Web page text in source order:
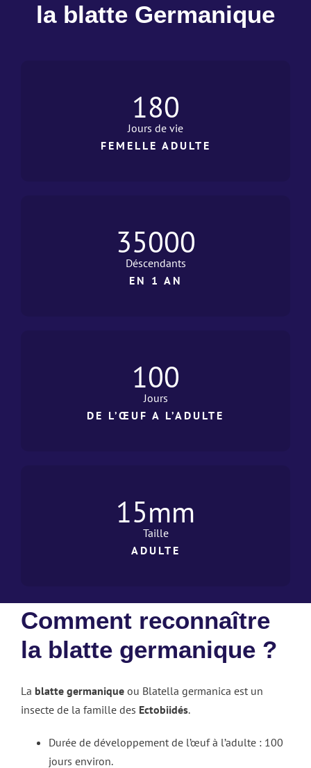
la blatte Germanique
180
Jours de vie
FEMELLE ADULTE
35000
Déscendants
EN 1 AN
100
Jours
DE L’ŒUF A L’ADULTE
15mm
Taille
ADULTE
Comment reconnaître
la blatte germanique ?
La blatte germanique ou Blatella germanica est un
insecte de la famille des Ectobiidés.
Durée de développement de l’œuf à l’adulte : 100
jours environ.